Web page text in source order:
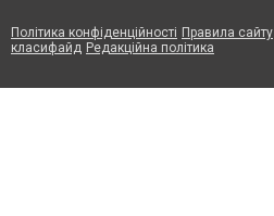
Політика конфіденційності Правила сайту
класифайд Редакційна політика